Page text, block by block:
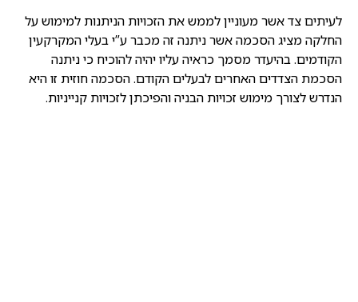
לעיתים צד אשר מעוניין לממש את הזכויות הניתנות למימוש על
החלקה מציג הסכמה אשר ניתנה זה מכבר ע”י בעלי המקרקעין
הקודמים. בהיעדר מסמך כראיה עליו יהיה להוכיח כי ניתנה
הסכמת הצדדים האחרים לבעלים הקודם. הסכמה חוזית זו היא
הנדרש לצורך מימוש זכויות הבניה והפיכתן לזכויות קנייניות.